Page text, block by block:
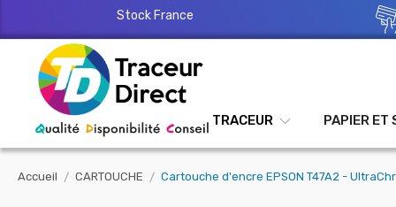
Stock France
TRACEUR PAPIER ET
Accueil CARTOUCHE Cartouche d'encre EPSON T47A2 -